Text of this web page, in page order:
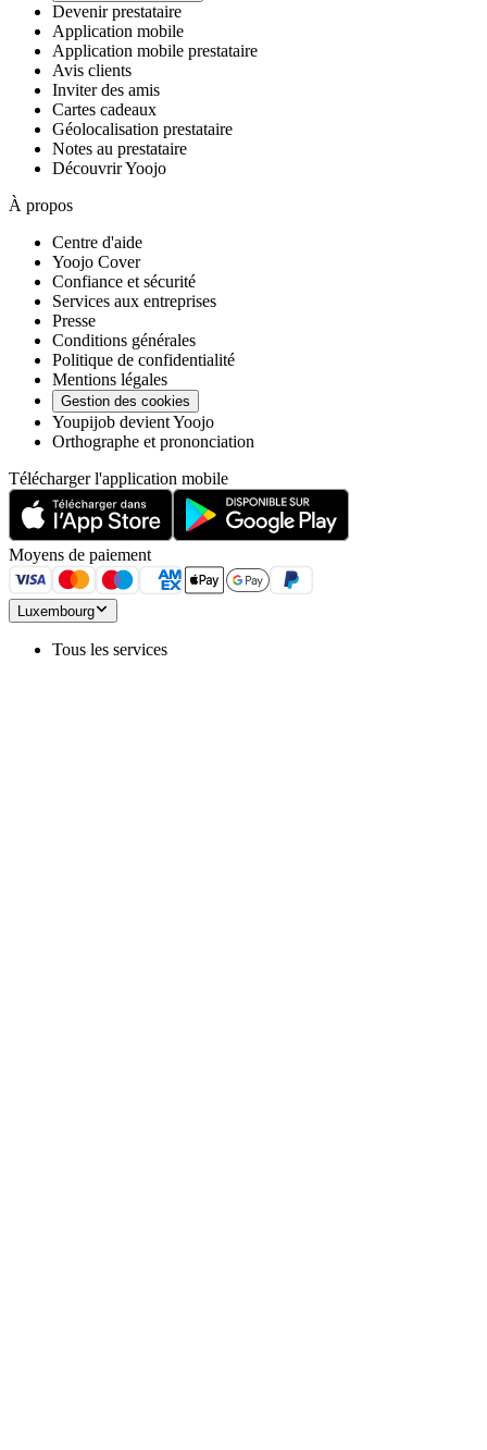
Devenir prestataire
Application mobile
Application mobile prestataire
Avis clients
Inviter des amis
Cartes cadeaux
Géolocalisation prestataire
Notes au prestataire
Découvrir Yoojo
À propos
Centre d'aide
Yoojo Cover
Confiance et sécurité
Services aux entreprises
Presse
Conditions générales
Politique de confidentialité
Mentions légales
Gestion des cookies
Youpijob devient Yoojo
Orthographe et prononciation
Télécharger l'application mobile
Moyens de paiement
Luxembourg
Tous les services